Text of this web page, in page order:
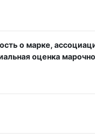
о марке,
оценка